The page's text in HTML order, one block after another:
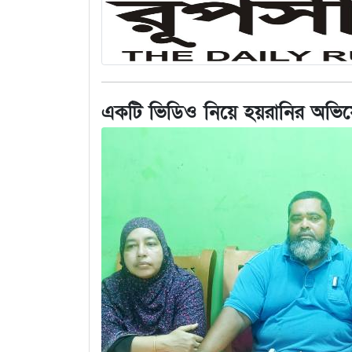
একটি ভিডিও নিয়ে হয়রানির